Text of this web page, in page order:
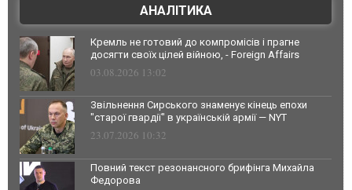
АНАЛІТИКА
Кремль не готовий до компромісів і прагне
досягти своїх цілей війною, - Foreign Affairs
03.08.2026 13:02
Звільнення Сирського знаменує кінець епохи
"старої гвардії" в українській армії — NYT
23.07.2026 10:32
Повний текст резонансного брифінга Михайла
Федорова